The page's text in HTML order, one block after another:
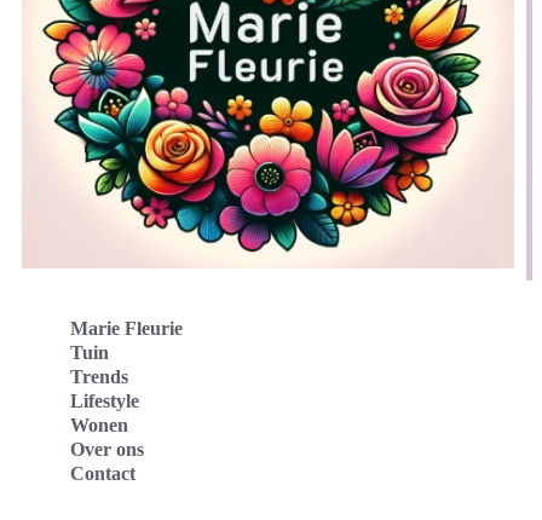
Marie Fleurie
Tuin
Trends
Lifestyle
Wonen
Over ons
Contact